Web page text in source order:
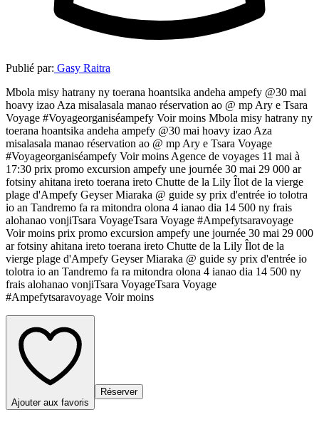
Publié par: Gasy Raitra
Mbola misy hatrany ny toerana hoantsika andeha ampefy @30 mai
hoavy izao Aza misalasala manao réservation ao @ mp Ary e Tsara
Voyage #Voyageorganiséampefy Voir moins Mbola misy hatrany ny
toerana hoantsika andeha ampefy @30 mai hoavy izao Aza
misalasala manao réservation ao @ mp Ary e Tsara Voyage
#Voyageorganiséampefy Voir moins Agence de voyages 11 mai à
17:30 prix promo excursion ampefy une journée 30 mai 29 000 ar
fotsiny ahitana ireto toerana ireto Chutte de la Lily Îlot de la vierge
plage d'Ampefy Geyser Miaraka @ guide sy prix d'entrée io tolotra
io an Tandremo fa ra mitondra olona 4 ianao dia 14 500 ny frais
alohanao vonjiTsara VoyageTsara Voyage #Ampefytsaravoyage
Voir moins prix promo excursion ampefy une journée 30 mai 29 000
ar fotsiny ahitana ireto toerana ireto Chutte de la Lily Îlot de la
vierge plage d'Ampefy Geyser Miaraka @ guide sy prix d'entrée io
tolotra io an Tandremo fa ra mitondra olona 4 ianao dia 14 500 ny
frais alohanao vonjiTsara VoyageTsara Voyage
#Ampefytsaravoyage Voir moins
Ajouter aux favoris
Réserver